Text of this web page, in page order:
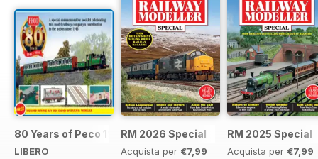
80 Years of Peco 1946 - 2026
LIBERO
RM 2026 Special
Acquista per €7,99
RM 2025 Special
Acquista per €7,99